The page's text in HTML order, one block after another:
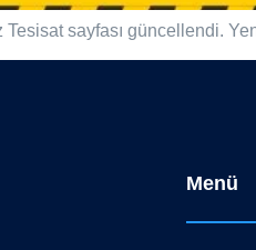
Tesisat sayfası güncellendi.
Menü